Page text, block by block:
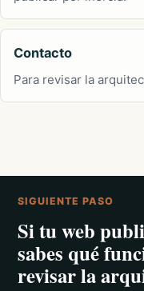
Contacto
Para revisar la
SIGUIENTE PASO
Si tu web
sabes qué
revisar la